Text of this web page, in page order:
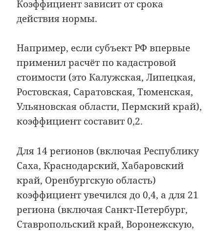
Коэффициент зависит от срока
действия нормы.
Например, если субъект РФ впервые
применил расчёт по кадастровой
стоимости (это Калужская, Липецкая,
Ростовская, Саратовская, Тюменская,
Ульяновская области, Пермский край),
коэффициент составит 0,2.
Для 14 регионов (включая Республику
Саха, Краснодарский, Хабаровский
край, Оренбургскую область)
коэффициент увечился до 0,4, а для 21
региона (включая Санкт-Петербург,
Ставропольский край, Воронежскую,